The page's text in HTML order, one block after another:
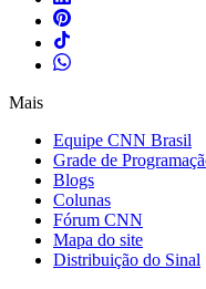
Mais
Equipe CNN Brasil
Grade de
Blogs
Colunas
Fórum CNN
Mapa do site
Distribuição do Sinal